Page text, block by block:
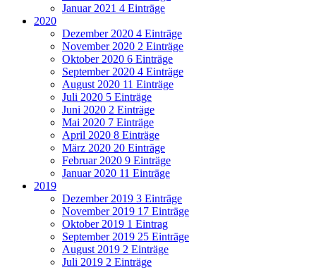
Januar 2021 4 Einträge
2020
Dezember 2020 4 Einträge
November 2020 2 Einträge
Oktober 2020 6 Einträge
September 2020 4 Einträge
August 2020 11 Einträge
Juli 2020 5 Einträge
Juni 2020 2 Einträge
Mai 2020 7 Einträge
April 2020 8 Einträge
März 2020 20 Einträge
Februar 2020 9 Einträge
Januar 2020 11 Einträge
2019
Dezember 2019 3 Einträge
November 2019 17 Einträge
Oktober 2019 1 Eintrag
September 2019 25 Einträge
August 2019 2 Einträge
Juli 2019 2 Einträge